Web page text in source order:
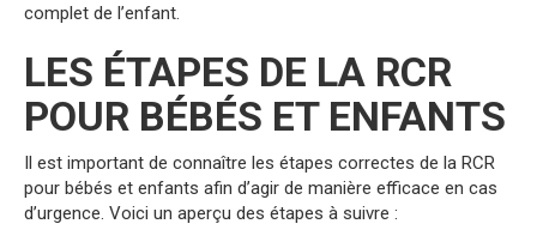
complet de l’enfant.
LES ÉTAPES DE LA RCR
POUR BÉBÉS ET ENFANTS
Il est important de connaître les étapes correctes de la RCR
pour bébés et enfants afin d’agir de manière efficace en cas
d’urgence. Voici un aperçu des étapes à suivre :